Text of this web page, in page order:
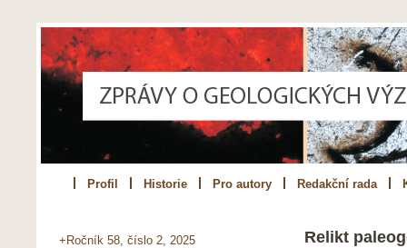
Profil Historie Pro autory Redakční rada
+Ročník 58, číslo 2, 2025
Relikt